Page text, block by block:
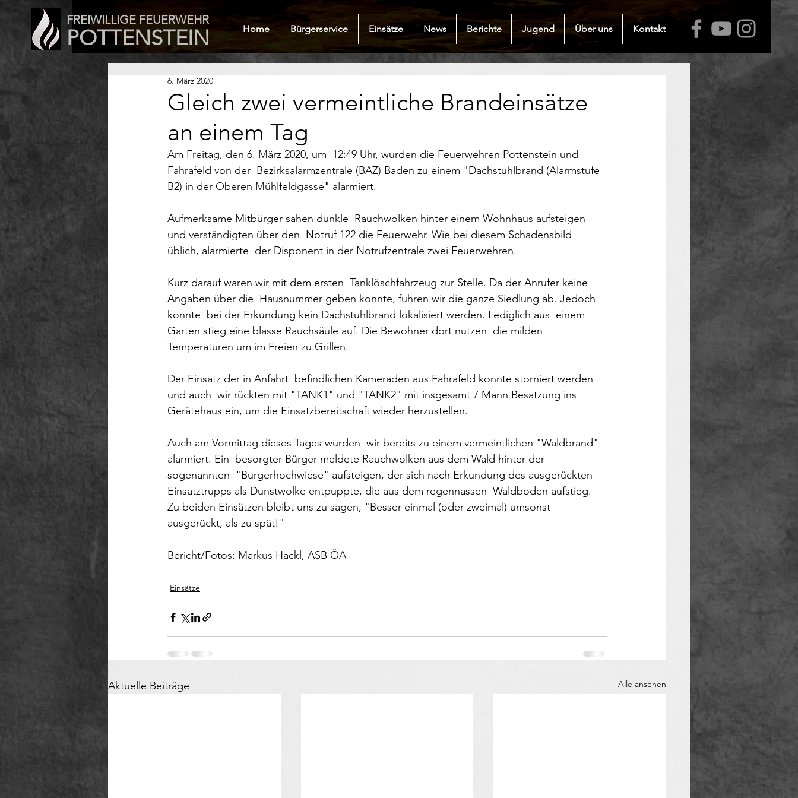
FREIWILLIGE FEUERWEHR
POTTENSTEIN Home Bürgerservice Einsätze News Berichte Jugend Über uns Kontakt
Gleich zwei vermeintliche Brandeinsätze
an einem Tag
6. März 2020
Am Freitag, den 6. März 2020, um  12:49 Uhr, wurden die Feuerwehren Pottenstein und
Fahrafeld von der  Bezirksalarmzentrale (BAZ) Baden zu einem "Dachstuhlbrand (Alarmstufe
B2) in der Oberen Mühlfeldgasse" alarmiert.
Aufmerksame Mitbürger sahen dunkle  Rauchwolken hinter einem Wohnhaus aufsteigen
und verständigten über den  Notruf 122 die Feuerwehr. Wie bei diesem Schadensbild
üblich, alarmierte  der Disponent in der Notrufzentrale zwei Feuerwehren.
Kurz darauf waren wir mit dem ersten  Tanklöschfahrzeug zur Stelle. Da der Anrufer keine
Angaben über die  Hausnummer geben konnte, fuhren wir die ganze Siedlung ab. Jedoch
konnte  bei der Erkundung kein Dachstuhlbrand lokalisiert werden. Lediglich aus  einem
Garten stieg eine blasse Rauchsäule auf. Die Bewohner dort nutzen  die milden
Temperaturen um im Freien zu Grillen.
Der Einsatz der in Anfahrt  befindlichen Kameraden aus Fahrafeld konnte storniert werden
und auch  wir rückten mit "TANK1" und "TANK2" mit insgesamt 7 Mann Besatzung ins
Gerätehaus ein, um die Einsatzbereitschaft wieder herzustellen.
Auch am Vormittag dieses Tages wurden  wir bereits zu einem vermeintlichen "Waldbrand"
alarmiert. Ein  besorgter Bürger meldete Rauchwolken aus dem Wald hinter der
sogenannten  "Burgerhochwiese" aufsteigen, der sich nach Erkundung des ausgerückten
Einsatztrupps als Dunstwolke entpuppte, die aus dem regennassen  Waldboden aufstieg.
Zu beiden Einsätzen bleibt uns zu sagen, "Besser einmal (oder zweimal) umsonst
ausgerückt, als zu spät!"
Bericht/Fotos: Markus Hackl, ASB ÖA
Einsätze
Aktuelle Beiträge Alle ansehen